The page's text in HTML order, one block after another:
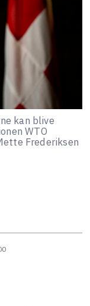
kan blive
WTO
Frederiksen